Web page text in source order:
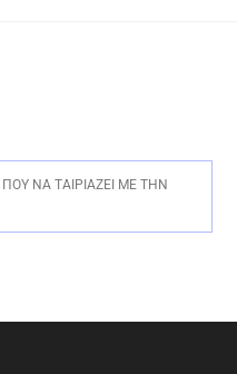
ΝΑ ΤΑΙΡΙΆΖΕΙ ΜΕ ΤΗΝ